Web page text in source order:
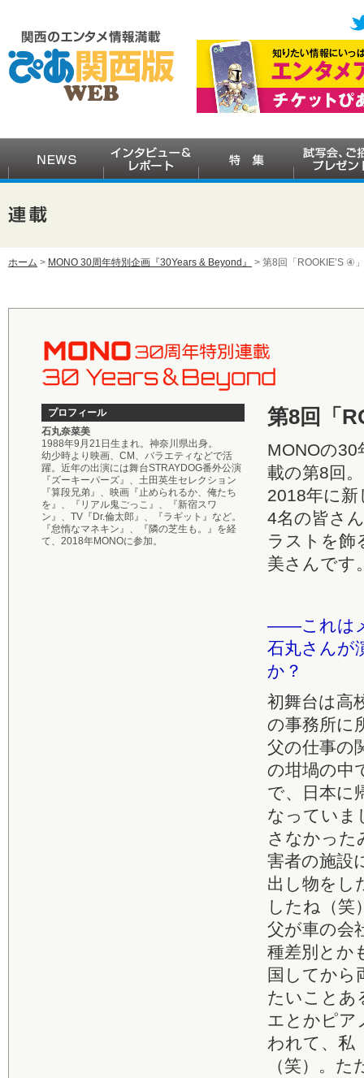
ホーム > MONO 30周年特別企画『30Years & Beyond』 > 第8回「ROOKIE’S ④
プロフィール
石丸奈菜美
1988年9月21日生まれ。神奈川県出身。
幼少時より映画、CM、バラエティなどで活
躍。近年の出演には舞台STRAYDOG番外公演
『ズーキーパーズ』、土田英生セレクション
『算段兄弟』、映画『止められるか、俺たち
を』、『リアル鬼ごっこ』、『新宿スワ
ン』、TV『Dr.倫太郎』、『ラギット』など。
『怠惰なマネキン』、『隣の芝生も。』を経
て、2018年MONOに参加。
第8回「
MONOの
載の第8回。
2018年に
4名の皆さ
ラストを飾
美さんです
――これは
石丸さんが
か？
初舞台は高
の事務所に
父の仕事の
の坩堝の中
で、日本に
なっていま
さなかった
害者の施設
出し物をし
したね（笑
父が車の会
種差別とか
国してから
たいことあ
エとかピア
われて、私
（笑）。